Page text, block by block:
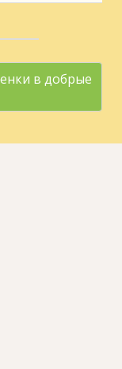
в добрые